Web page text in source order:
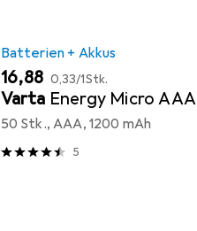
Batterien + Akkus
EUR
16,88 EUR
0,33/1Stk.
Varta Energy Micro AAA
50 Stk., AAA, 1200 mAh
5